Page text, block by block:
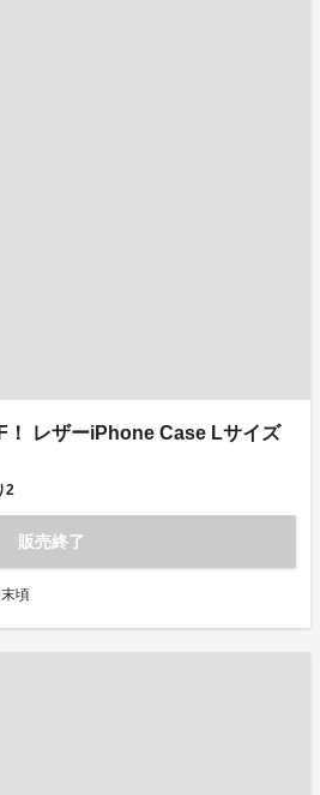
！ レザーiPhone Case Lサイズ
2
販売終了
頃